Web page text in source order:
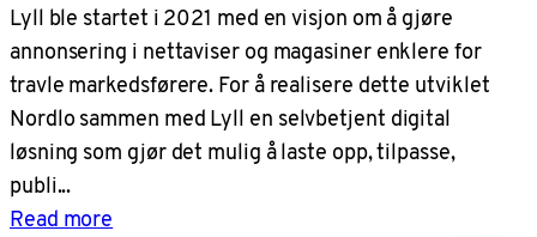
Lyll ble startet i 2021 med en visjon om å gjøre
annonsering i nettaviser og magasiner enklere for
travle markedsførere. For å realisere dette utviklet
Nordlo sammen med Lyll en selvbetjent digital
løsning som gjør det mulig å laste opp, tilpasse,
publi...
Read more